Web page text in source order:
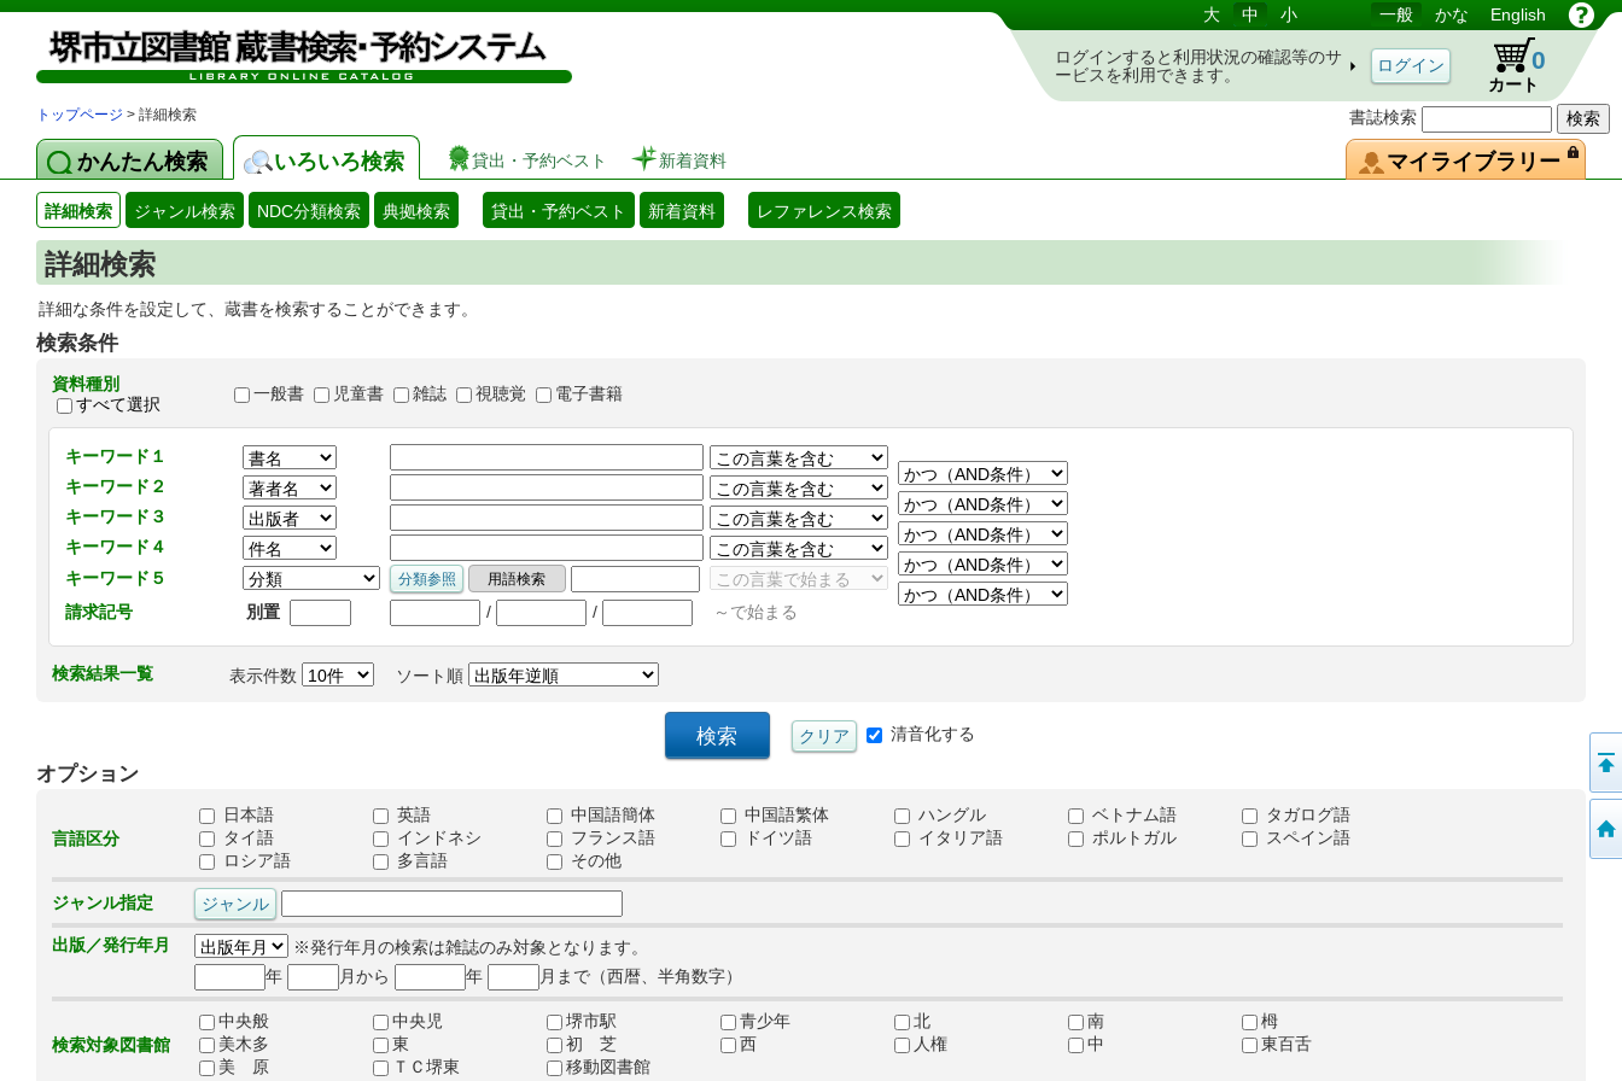
図書館 蔵書検索・予約システム
書誌検索
大 中 小 一般 かな English
ログインすると利用状況の確認等のサ
ービスを利用できます。
カート
0
トップページ > 詳細検索
かんたん検索 いろいろ検索 貸出・予約ベスト 新着資料 マイライブラリー
詳細検索 ジャンル検索 NDC分類検索 典拠検索 貸出・予約ベスト 新着資料 レファレンス検索
詳細検索
詳細な条件を設定して、蔵書を検索することができます。
検索条件
資料種別
すべて選択
一般書 児童書 雑誌 視聴覚 電子書籍
キーワード１
キーワード２
キーワード３
キーワード４
キーワード５
請求記号
別置 / / ～で始まる
検索結果一覧 表示件数 ソート順
清音化する
オプション
言語区分
日本語 英語 中国語簡体 中国語繁体 ハングル ベトナム語
タガログ語
タイ語
インドネシ フランス語 ドイツ語 イタリア語 ポルトガル
スペイン語
ロシア語
多言語 その他
ジャンル指定
出版／発行年月
※発行年月の検索は雑誌のみ対象となります。
年
月から 年 月まで（西暦、半角数字）
検索対象図書館
中央般 中央児 堺市駅 青少年 北 南
栂
美木多
東 初 芝 西 人権 中
東百舌
美 原
ＴＣ堺東 移動図書館